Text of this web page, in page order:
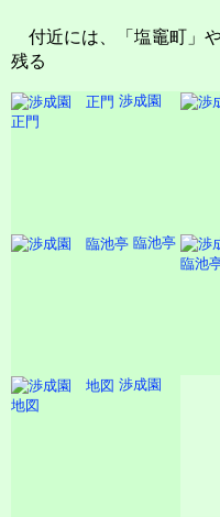
付近には、「塩竈町」
残る
渉成園
正門
臨池亭
臨池
渉成園
地図